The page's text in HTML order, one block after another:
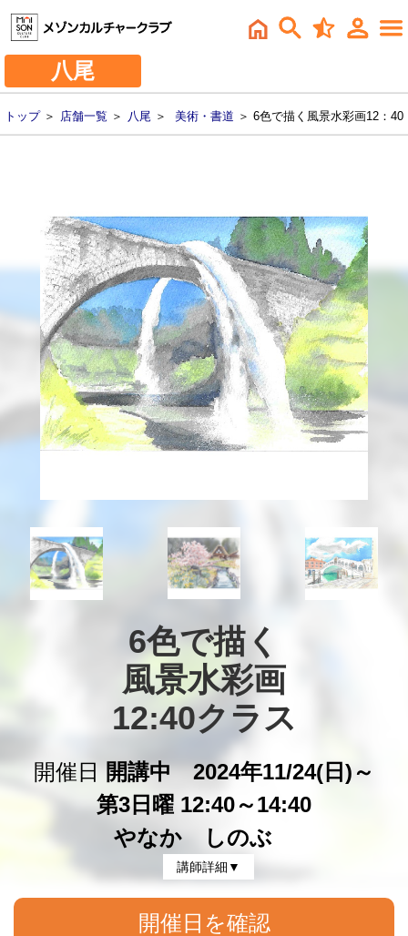
八尾
トップ＞ 店舗一覧 ＞ 八尾 ＞ 美術・書道 ＞ 6色で描く風景水彩画12：40
6色で描く
風景水彩画
12:40クラス
開催日
開講中 2024年11/24(日)～
第3日曜 12:40～14:40
やなか しのぶ
講師詳細▼
開催日を確認